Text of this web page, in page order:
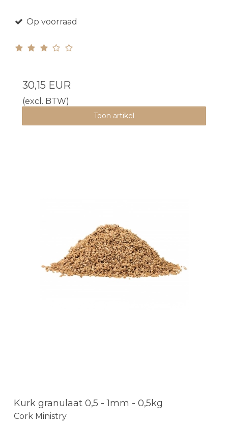
Op voorraad
30,15 EUR
(excl. BTW)
Toon artikel
Kurk granulaat 0,5 - 1mm - 0,5kg
Cork Ministry